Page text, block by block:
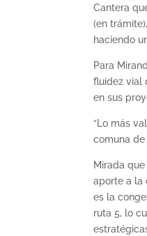
Cantera
(en
haciendo
Para
fluidez vial
en sus
“Lo más
comuna
Mirada
aporte a la
es la
ruta 5, lo